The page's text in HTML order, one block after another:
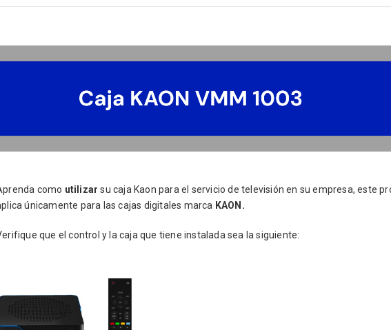
como utilizar su caja Kaon para el servicio de televisión en su empresa, este
únicamente para las cajas digitales marca KAON.
que el control y la caja que tiene instalada sea la siguiente: